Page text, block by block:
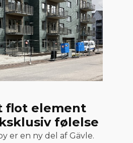
flot element
følelse
er en ny del af Gävle.